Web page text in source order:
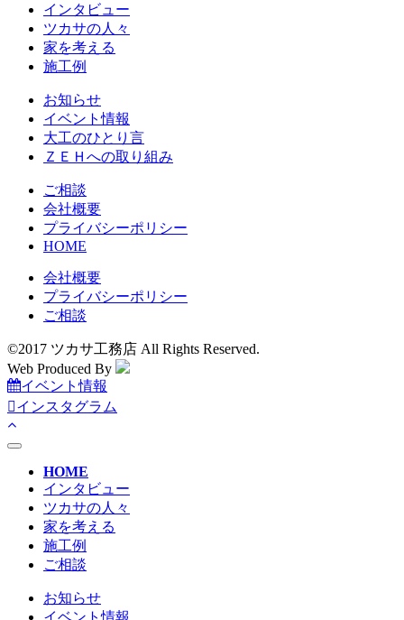
インタビュー
ツカサの人々
家を考える
施工例
お知らせ
イベント情報
大工のひとり言
ＺＥＨへの取り組み
ご相談
会社概要
プライバシーポリシー
HOME
会社概要
プライバシーポリシー
ご相談
©2017 ツカサ工務店 All Rights Reserved.
Web Produced By
イベント情報
インスタグラム
toggle
navigationHOME
インタビュー
ツカサの人々
家を考える
施工例
ご相談
お知らせ
イベント情報